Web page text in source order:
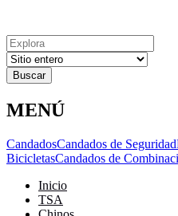
Resultados
para
MENÚ
CandadosCandados de Seguridad
BicicletasCandados de
Inicio
TSA